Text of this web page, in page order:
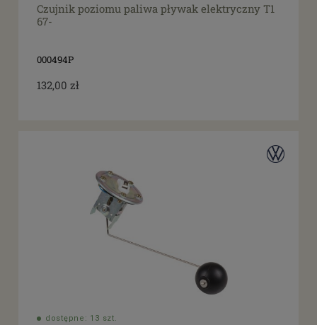
Czujnik poziomu paliwa pływak elektryczny T1
67-
000494P
132,00 zł
dostępne: 13 szt.